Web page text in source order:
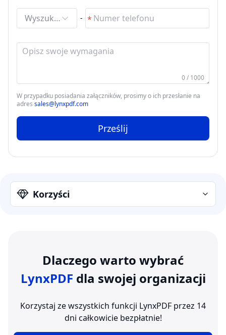
Wyszukaj i wybierz -
0 / 1000
W przypadku posiadania załączników, prosimy o ich przesłanie na
adres sales@lynxpdf.com
Prześlij
Korzyści
Dlaczego warto wybrać
LynxPDF dla swojej organizacji
Korzystaj ze wszystkich funkcji LynxPDF przez 14
dni całkowicie bezpłatnie!